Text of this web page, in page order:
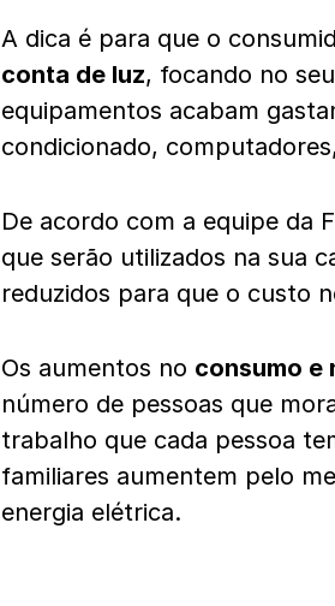
A dica é para que o
conta de luz, focando no
equipamentos acabam
condicionado,
De acordo com a equipe da
que serão utilizados na sua
reduzidos para que o custo
Os aumentos no consumo e
número de pessoas que
trabalho que cada pessoa
familiares aumentem pelo
energia elétrica.